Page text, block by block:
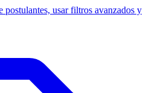
postulantes, usar filtros avanzados y